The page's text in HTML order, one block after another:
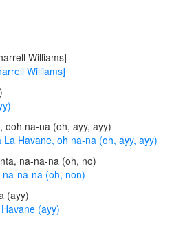
Williams]
Williams]
ooh na-na (oh, ayy, ayy)
Havane, oh na-na (oh, ayy, ayy)
na-na-na (oh, no)
na-na (oh, non)
(ayy)
(ayy)